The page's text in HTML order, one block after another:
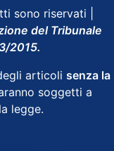
sono riservati |
del Tribunale
2015.
articoli senza la
soggetti a
legge.